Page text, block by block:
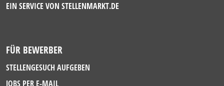
EIN SERVICE VON STELLENMARKT.DE
FÜR BEWERBER
STELLENGESUCH AUFGEBEN
JOBS PER E-MAIL